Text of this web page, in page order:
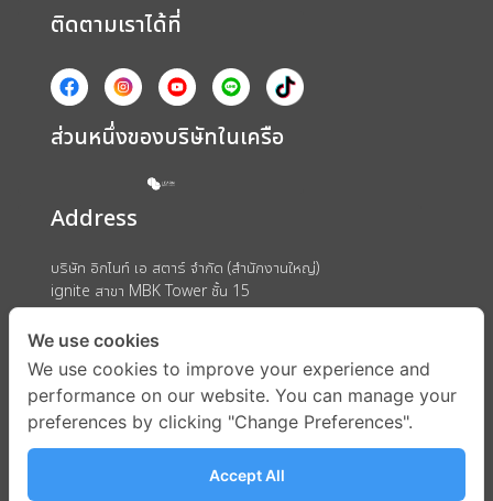
ติดตามเราได้ที่
ส่วนหนึ่งของบริษัทในเครือ
Address
บริษัท อิกไนท์ เอ สตาร์ จำกัด (สำนักงานใหญ่)
ignite สาขา MBK Tower ชั้น 15
ถนนพญาไท แขวงวังใหม่ เขตปทุมวัน กรุงเทพมหานคร 10330
We use cookies
We use cookies to improve your experience and
performance on our website. You can manage your
preferences by clicking "Change Preferences".
Accept All